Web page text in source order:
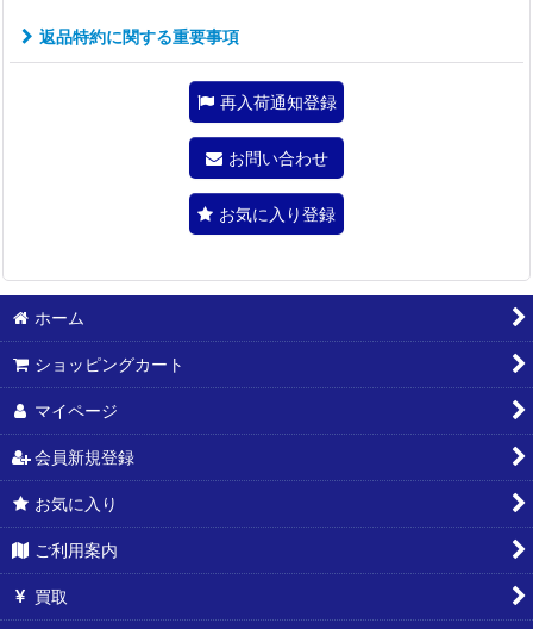
返品特約に関する重要事項
再入荷通知登録
お問い合わせ
お気に入り登録
ホーム
ショッピングカート
マイページ
会員新規登録
お気に入り
ご利用案内
買取